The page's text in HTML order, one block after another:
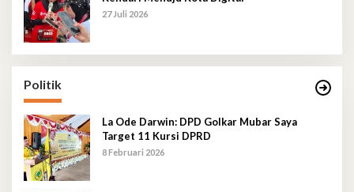
27 Juli 2026
Politik
La Ode Darwin: DPD Golkar Mubar Saya
Target 11 Kursi DPRD
8 Februari 2026